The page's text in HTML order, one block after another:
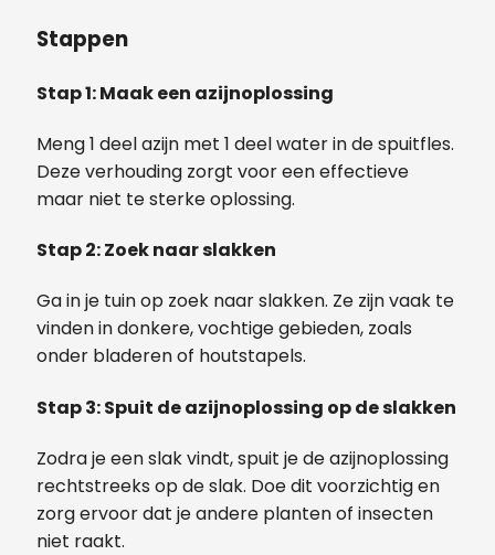
Stappen
Stap 1: Maak een azijnoplossing
Meng 1 deel azijn met 1 deel water in de spuitfles.
Deze verhouding zorgt voor een effectieve
maar niet te sterke oplossing.
Stap 2: Zoek naar slakken
Ga in je tuin op zoek naar slakken. Ze zijn vaak te
vinden in donkere, vochtige gebieden, zoals
onder bladeren of houtstapels.
Stap 3: Spuit de azijnoplossing op de slakken
Zodra je een slak vindt, spuit je de azijnoplossing
rechtstreeks op de slak. Doe dit voorzichtig en
zorg ervoor dat je andere planten of insecten
niet raakt.